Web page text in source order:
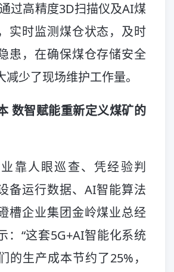
过高精度3D扫描仪及AI煤
实时监测煤仓状态，及时
患，在确保煤仓存储安全
少了现场维护工作量。
数智赋能重新定义煤矿的
靠人眼巡查、凭经验判
备运行数据、AI智能算法
槽企业集团金岭煤业总经
：“这套5G+AI智能化系统
的生产成本节约了25%，